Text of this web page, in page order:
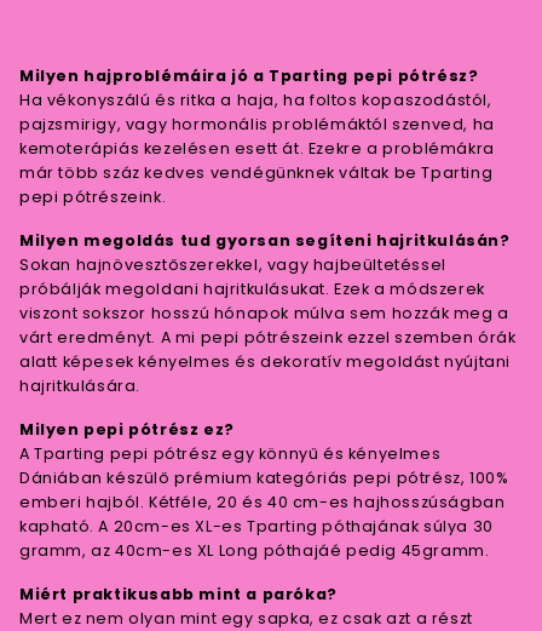
Milyen hajproblémáira jó a Tparting pepi pótrész?
Ha vékonyszálú és ritka a haja, ha foltos kopaszodástól,
pajzsmirigy, vagy hormonális problémáktól szenved, ha
kemoterápiás kezelésen esett át. Ezekre a problémákra
már több száz kedves vendégünknek váltak be Tparting
pepi pótrészeink.
Milyen megoldás tud gyorsan segíteni hajritkulásán?
Sokan hajnövesztőszerekkel, vagy hajbeültetéssel
próbálják megoldani hajritkulásukat. Ezek a módszerek
viszont sokszor hosszú hónapok múlva sem hozzák meg a
várt eredményt. A mi pepi pótrészeink ezzel szemben órák
alatt képesek kényelmes és dekoratív megoldást nyújtani
hajritkulására.
Milyen pepi pótrész ez?
A Tparting pepi pótrész egy könnyű és kényelmes
Dániában készülő prémium kategóriás pepi pótrész, 100%
emberi hajból. Kétféle, 20 és 40 cm-es hajhosszúságban
kapható. A 20cm-es XL-es Tparting póthajának súlya 30
gramm, az 40cm-es XL Long póthajáé pedig 45gramm.
Miért praktikusabb mint a paróka?
Mert ez nem olyan mint egy sapka, ez csak azt a részt